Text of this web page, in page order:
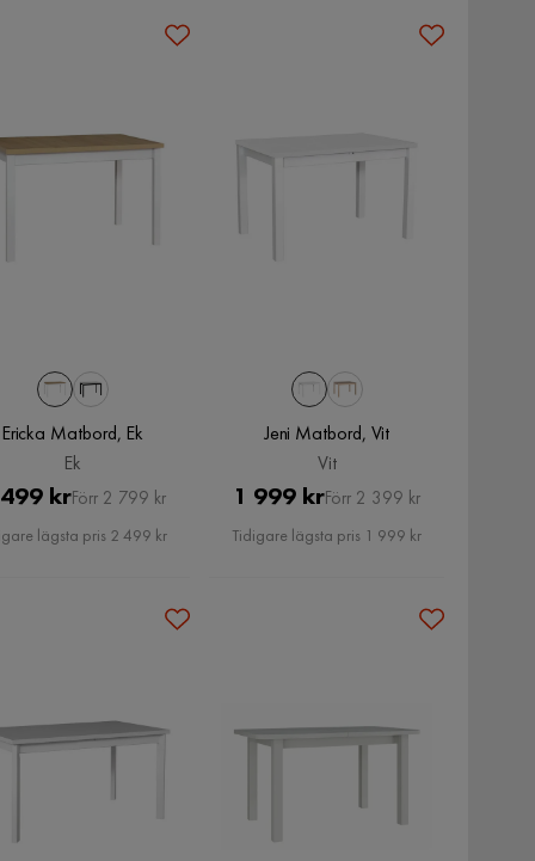
Ericka Matbord, Ek
Ek
Pris
krOriginal
Pris
Förr 2 799 kr
lägsta pris 2 499 kr
Jeni Matbord, Vit
Vit
Pris
1 999 krOriginal
Pris
Förr 2 399 kr
Tidigare lägsta pris 1 999 kr